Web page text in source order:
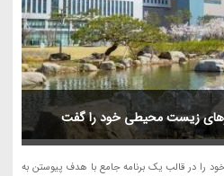
زیست محیطی خود را گفت
را در قالب یک برنامه جامع با هدف پیوستن به